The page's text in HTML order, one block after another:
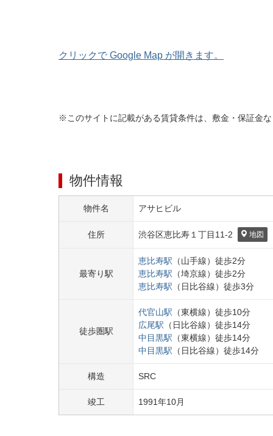
クリックで Google Map が開きます。
※このサイトに記載がある賃貸条件は、敷金・保証金
物件情報
物件名 アサヒビル
住所 渋谷区恵比寿１丁目 11-2 地図
最寄り駅
恵比寿駅 （山手線） 徒歩2分
恵比寿駅 （埼京線） 徒歩2分
恵比寿駅 （ 日比谷線） 徒歩3分
徒歩圏駅
代官山駅 （東横線） 徒歩10分
広尾駅 （ 日比谷線） 徒歩14分
中目黒駅 （東横線） 徒歩14分
中目黒駅 （ 日比谷線） 徒歩14分
構造 SRC
竣工 1991年10月